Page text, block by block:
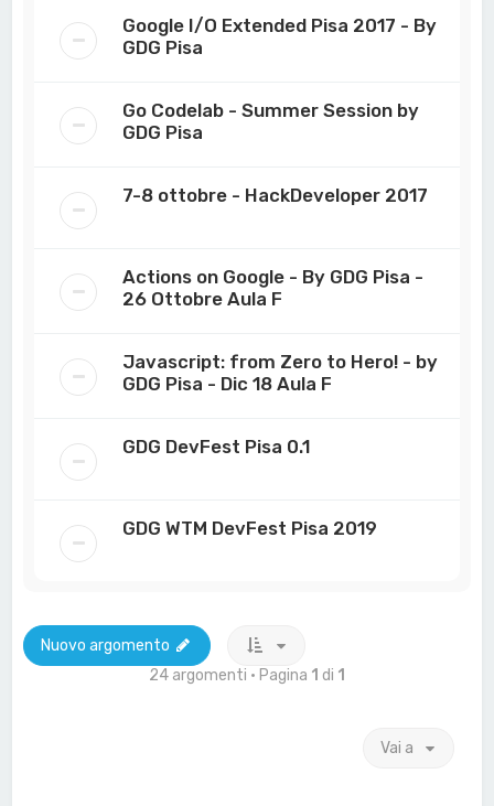
Google I/O Extended Pisa 2017 - By
GDG Pisa
Go Codelab - Summer Session by
GDG Pisa
7-8 ottobre - HackDeveloper 2017
Actions on Google - By GDG Pisa -
26 Ottobre Aula F
Javascript: from Zero to Hero! - by
GDG Pisa - Dic 18 Aula F
GDG DevFest Pisa 0.1
GDG WTM DevFest Pisa 2019
Nuovo argomento
24 argomenti • Pagina 1 di 1
Vai a